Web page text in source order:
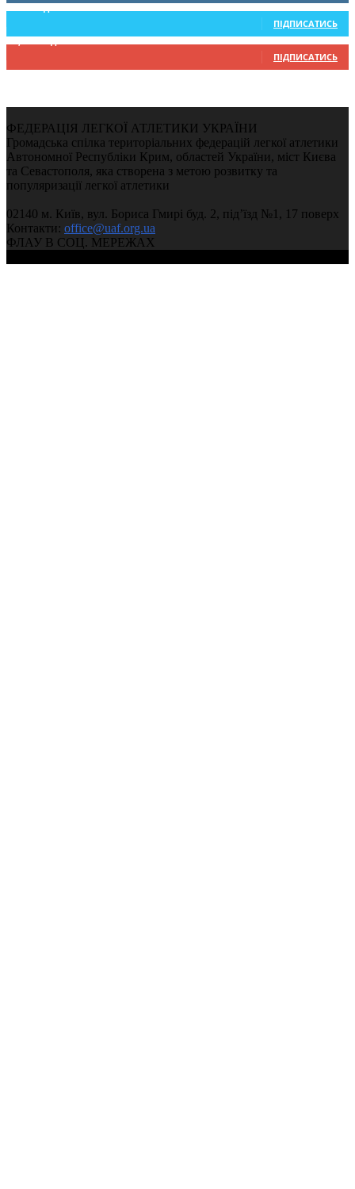
234 Підписників
ПІДПИСАТИСЬ
9,370 Підписників
ПІДПИСАТИСЬ
ФЕДЕРАЦІЯ ЛЕГКОЇ АТЛЕТИКИ УКРАЇНИ
Громадська спілка територіальних федерацій легкої атлетики
Автономної Республіки Крим, областей України, міст Києва
та Севастополя, яка створена з метою розвитку та
популяризації легкої атлетики
02140 м. Київ, вул. Бориса Гмирі буд. 2, під’їзд №1, 17 поверх
Контакти: office@uaf.org.ua
ФЛАУ В СОЦ. МЕРЕЖАХ